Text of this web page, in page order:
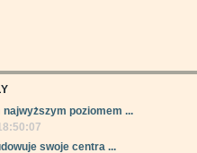
najwyższym poziomem ...
swoje centra ...